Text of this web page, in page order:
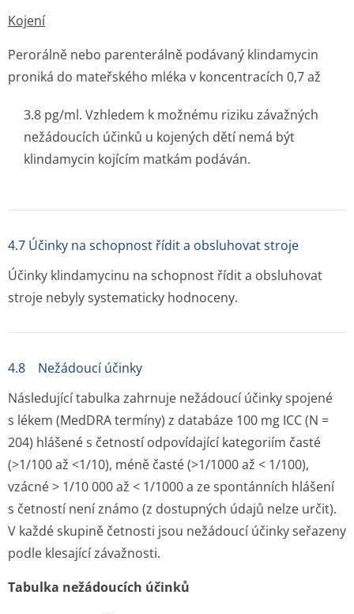
Kojení
Perorálně nebo parenterálně podávaný klindamycin
proniká do mateřského mléka v koncentracích 0,7 až
3.8 pg/ml. Vzhledem k možnému riziku závažných
nežádoucích účinků u kojených dětí nemá být
klindamycin kojícím matkám podáván.
4.7 Účinky na schopnost řídit a obsluhovat stroje
Účinky klindamycinu na schopnost řídit a obsluhovat
stroje nebyly systematicky hodnoceny.
4.8 Nežádoucí účinky
Následující tabulka zahrnuje nežádoucí účinky spojené
s lékem (MedDRA termíny) z databáze 100 mg ICC (N =
204) hlášené s četností odpovídající kategoriím časté
(>1/100 až <1/10), méně časté (>1/1000 až < 1/100),
vzácné > 1/10 000 až < 1/1000 a ze spontánních hlášení
s četností není známo (z dostupných údajů nelze určit).
V každé skupině četnosti jsou nežádoucí účinky seřazeny
podle klesající závažnosti.
Tabulka nežádoucích účinků